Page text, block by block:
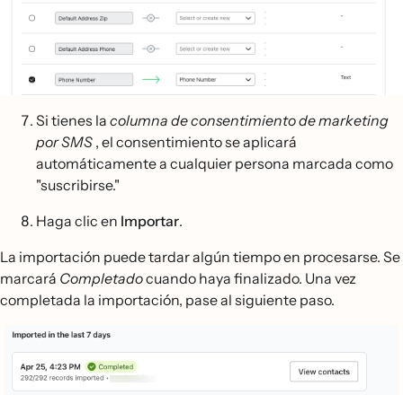
Si tienes la columna de consentimiento de marketing
por SMS , el consentimiento se aplicará
automáticamente a cualquier persona marcada como
"suscribirse."
Haga clic en Importar.
La importación puede tardar algún tiempo en procesarse. Se
marcará Completadocuando haya finalizado. Una vez
completada la importación, pase al siguiente paso.